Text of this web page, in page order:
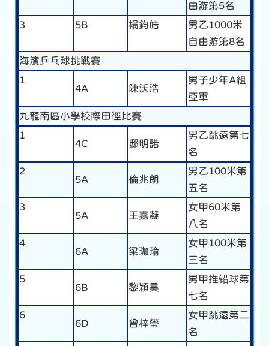
由游第5名
3
5B 楊鈞皓
男乙1000米
自由游第8名
海濱乒乓球挑戰賽
1
4A
陳沃浩
男子少年A組
亞軍
九龍南區小學校際田徑比賽
1
4C
邸明諾
男乙跳遠第七
名
2
5A
倫兆朗
男乙100米第
五名
3
5A
王嘉凝
女甲60米第
八名
4
6A
梁珈瑜
女甲100米第
三名
5
6B
黎穎昊
男甲推铅球第
七名
6
6D
曾梓瑩
女甲跳遠第二
名